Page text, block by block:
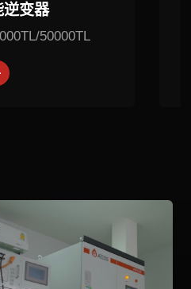
逆变器
50000TL
逆变器